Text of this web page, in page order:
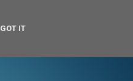
GOT IT